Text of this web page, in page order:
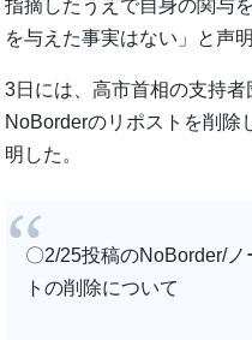
指摘したうえで自身の関与
を与えた事実はない」と声
3日には、高市首相の支持者
NoBorderのリポストを削除
明した。
〇2/25投稿のNoBorder/
トの削除について